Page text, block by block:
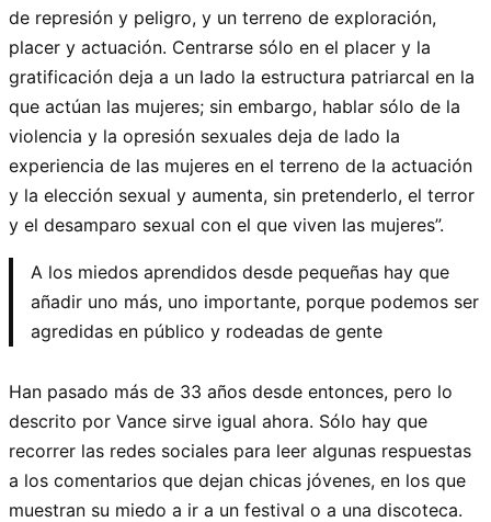
de represión y peligro, y un terreno de exploración,
placer y actuación. Centrarse sólo en el placer y la
gratificación deja a un lado la estructura patriarcal en la
que actúan las mujeres; sin embargo, hablar sólo de la
violencia y la opresión sexuales deja de lado la
experiencia de las mujeres en el terreno de la actuación
y la elección sexual y aumenta, sin pretenderlo, el terror
y el desamparo sexual con el que viven las mujeres”.
A los miedos aprendidos desde pequeñas hay que
añadir uno más, uno importante, porque podemos ser
agredidas en público y rodeadas de gente
Han pasado más de 33 años desde entonces, pero lo
descrito por Vance sirve igual ahora. Sólo hay que
recorrer las redes sociales para leer algunas respuestas
a los comentarios que dejan chicas jóvenes, en los que
muestran su miedo a ir a un festival o a una discoteca.